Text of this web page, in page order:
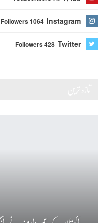
Instagram
Followers 1064
Twitter
Followers 428